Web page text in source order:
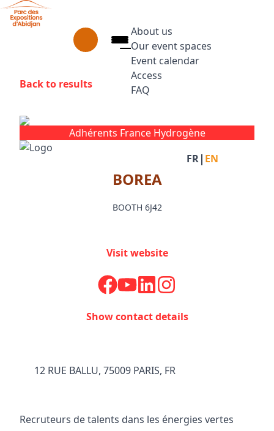
Skip to main content
About us
Our event spaces
Event calendar
Access
FAQ
Facebook
Instagram
Linkedin
FR| EN
Back to results
Adhérents France Hydrogène
BOREA
BOOTH 6J42
Visit website
Show contact details
12 RUE BALLU, 75009 PARIS, FR
Recruteurs de talents dans les énergies vertes
Cookies management panel